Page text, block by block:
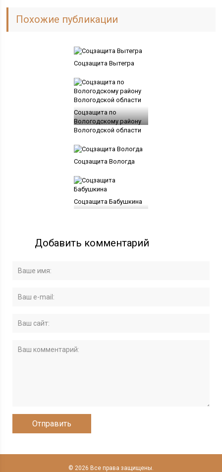
Похожие публикации
Соцзащита Вытегра
Соцзащита по
Вологодскому району
Вологодской области
Соцзащита Вологда
Соцзащита Бабушкина
Добавить комментарий
© 2026 Все права защищены.